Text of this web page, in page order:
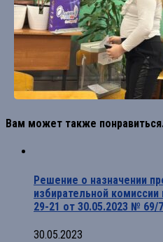
Вам может также
Решение о назначении
избирательной
29-21 от 30.05.2023 № 69/
30.05.2023